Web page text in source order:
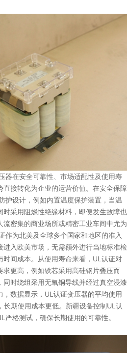
器在安全可靠性、市场适配性及使用寿
接转化为企业的运营价值。在安全保障
护设计，例如内置温度保护装置，当温
时采用阻燃性绝缘材料，即便发生故障也
密集的商业场所或精密工业车间中尤为
作为北美及全球多个国家和地区的准入
入欧美市场，无需额外进行当地标准检
间成本。从使用寿命来看，UL认证对
更高，例如铁芯采用高硅钢片叠压而
时绕组采用无氧铜导线并经过真空浸漆
数据显示，UL认证变压器的平均使用
期使用成本更低。新疆设备控制UL认
格测试，确保长期使用的可靠性。